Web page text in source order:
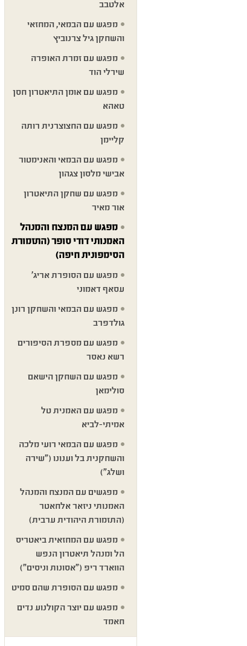
אלטבב
מפגש עם הבמאי, המחזאי
והשחקן גיל צרנוביץ
מפגש עם זמרת האופרה
שירלי הוד
מפגש עם אומן התיאטרון חסן
טאהא
מפגש עם החצוצרנית רותה
קליימן
מפגש עם הבמאי והאנימטור
אבישי מלסון צגהון
מפגש עם שחקן התיאטרון
אור מאיר
מפגש עם המנצח והמנהל
האמנותי דודי סופר (התזמורת
הסימפונית חיפה)
מפגש עם הסופרת אריג'
עסאף דאמוני
מפגש עם הבמאי והשחקן רונן
גולדפרב
מפגש עם מספרת הסיפורים
רשא נאסר
מפגש עם השחקן הישאם
סולימאן
מפגש עם האמנית טל
אמיתי-לביא
מפגש עם הבמאי רועי מלכה
והשחקנית בל וענונו ("שירה
ושלג")
מפגשים עם המנצח והמנהל
האמנותי ניזאר אלחאטר
(התזמורת היהודית ערבית)
מפגש עם המחזאית ביאטריס
הל ומנהל תיאטרון הנפש
הווארד ריפ ("אסונות וניסים")
מפגש עם הסופרת שהם סמיט
מפגש עם יוצר הקולנוע נדים
חאמד